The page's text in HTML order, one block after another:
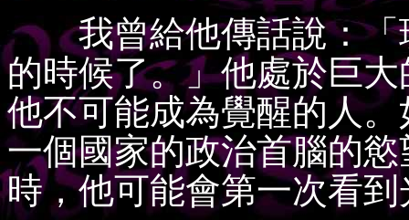
我曾給他傳話說：「
的時候了。」他處於巨
他不可能成為覺醒的人
一個國家的政治首腦的
時，他可能會第一次看